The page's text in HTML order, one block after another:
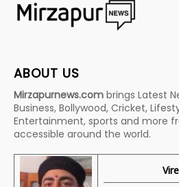
ABOUT US
Mirzapurnews.com brings Latest
Business, Bollywood, Cricket,
Entertainment, sports and more
accessible around the world.